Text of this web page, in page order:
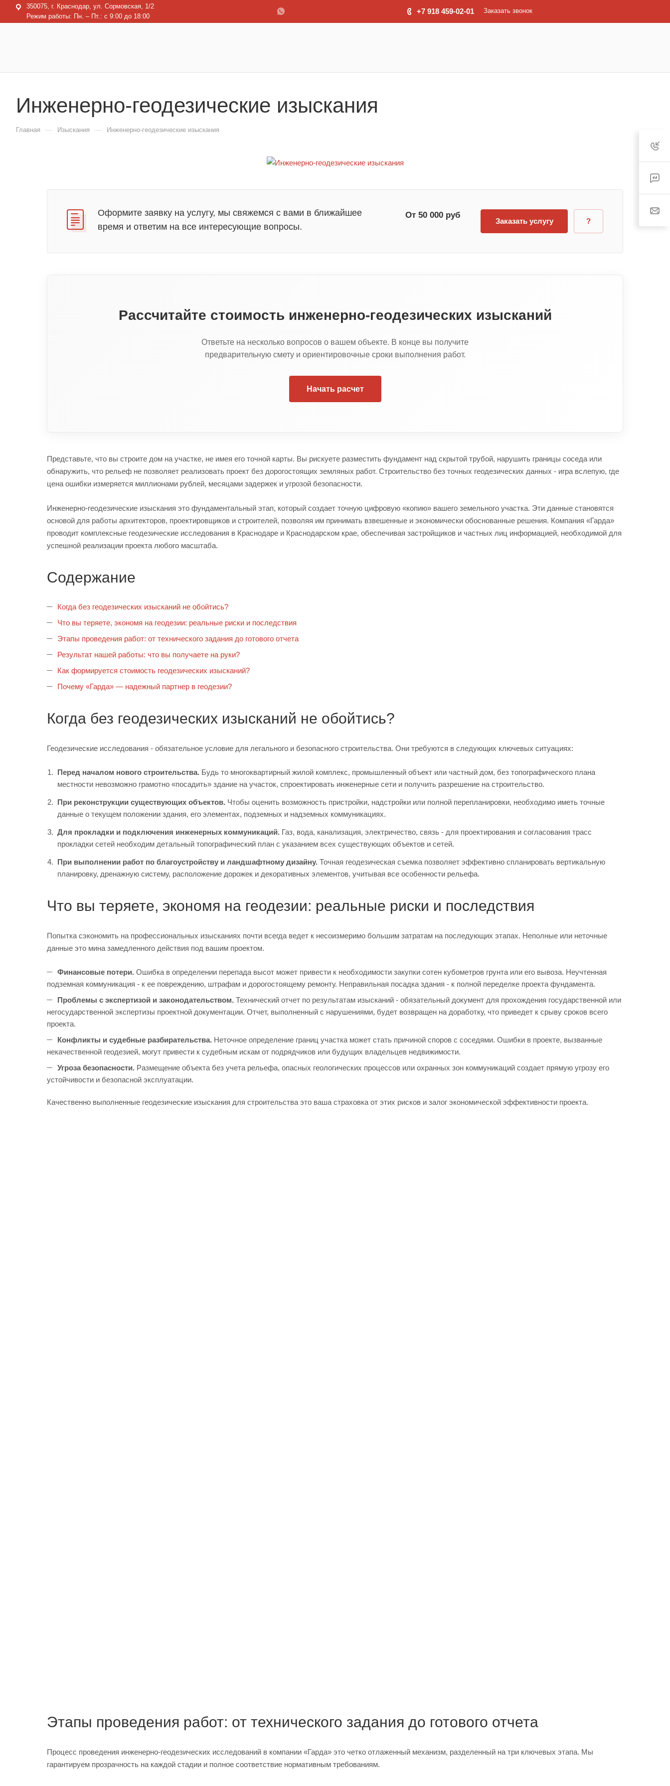
350075, г. Краснодар, ул. Сормовская, 1/2
Режим работы: Пн. – Пт.: с 9:00 до 18:00
+7 918 459-02-01 Заказать звонок
Инженерно-геодезические изыскания
Главная — Изыскания — Инженерно-геодезические изыскания
Оформите заявку на услугу, мы свяжемся с вами в ближайшее
время и ответим на все интересующие вопросы.
От 50 000 руб
Заказать услугу ?
Рассчитайте стоимость инженерно-геодезических изысканий
Ответьте на несколько вопросов о вашем объекте. В конце вы получите
предварительную смету и ориентировочные сроки выполнения работ.
Начать расчет
Представьте, что вы строите дом на участке, не имея его точной карты. Вы рискуете разместить фундамент над скрытой трубой, нарушить границы соседа или
обнаружить, что рельеф не позволяет реализовать проект без дорогостоящих земляных работ. Строительство без точных геодезических данных - игра вслепую, где
цена ошибки измеряется миллионами рублей, месяцами задержек и угрозой безопасности.
Инженерно-геодезические изыскания это фундаментальный этап, который создает точную цифровую «копию» вашего земельного участка. Эти данные становятся
основой для работы архитекторов, проектировщиков и строителей, позволяя им принимать взвешенные и экономически обоснованные решения. Компания «Гарда»
проводит комплексные геодезические исследования в Краснодаре и Краснодарском крае, обеспечивая застройщиков и частных лиц информацией, необходимой для
успешной реализации проекта любого масштаба.
Содержание
Когда без геодезических изысканий не обойтись?
Что вы теряете, экономя на геодезии: реальные риски и последствия
Этапы проведения работ: от технического задания до готового отчета
Результат нашей работы: что вы получаете на руки?
Как формируется стоимость геодезических изысканий?
Почему «Гарда» — надежный партнер в геодезии?
Когда без геодезических изысканий не обойтись?
Геодезические исследования - обязательное условие для легального и безопасного строительства. Они требуются в следующих ключевых ситуациях:
Перед началом нового строительства. Будь то многоквартирный жилой комплекс, промышленный объект или частный дом, без топографического плана
местности невозможно грамотно «посадить» здание на участок, спроектировать инженерные сети и получить разрешение на строительство.
При реконструкции существующих объектов. Чтобы оценить возможность пристройки, надстройки или полной перепланировки, необходимо иметь точные
данные о текущем положении здания, его элементах, подземных и надземных коммуникациях.
Для прокладки и подключения инженерных коммуникаций. Газ, вода, канализация, электричество, связь - для проектирования и согласования трасс
прокладки сетей необходим детальный топографический план с указанием всех существующих объектов и сетей.
При выполнении работ по благоустройству и ландшафтному дизайну. Точная геодезическая съемка позволяет эффективно спланировать вертикальную
планировку, дренажную систему, расположение дорожек и декоративных элементов, учитывая все особенности рельефа.
Что вы теряете, экономя на геодезии: реальные риски и последствия
Попытка сэкономить на профессиональных изысканиях почти всегда ведет к несоизмеримо большим затратам на последующих этапах. Неполные или неточные
данные это мина замедленного действия под вашим проектом.
Финансовые потери. Ошибка в определении перепада высот может привести к необходимости закупки сотен кубометров грунта или его вывоза. Неучтенная
подземная коммуникация - к ее повреждению, штрафам и дорогостоящему ремонту. Неправильная посадка здания - к полной переделке проекта фундамента.
Проблемы с экспертизой и законодательством. Технический отчет по результатам изысканий - обязательный документ для прохождения государственной или
негосударственной экспертизы проектной документации. Отчет, выполненный с нарушениями, будет возвращен на доработку, что приведет к срыву сроков всего
проекта.
Конфликты и судебные разбирательства. Неточное определение границ участка может стать причиной споров с соседями. Ошибки в проекте, вызванные
некачественной геодезией, могут привести к судебным искам от подрядчиков или будущих владельцев недвижимости.
Угроза безопасности. Размещение объекта без учета рельефа, опасных геологических процессов или охранных зон коммуникаций создает прямую угрозу его
устойчивости и безопасной эксплуатации.
Качественно выполненные геодезические изыскания для строительства это ваша страховка от этих рисков и залог экономической эффективности проекта.
Этапы проведения работ: от технического задания до готового отчета
Процесс проведения инженерно-геодезических исследований в компании «Гарда» это четко отлаженный механизм, разделенный на три ключевых этапа. Мы
гарантируем прозрачность на каждой стадии и полное соответствие нормативным требованиям.